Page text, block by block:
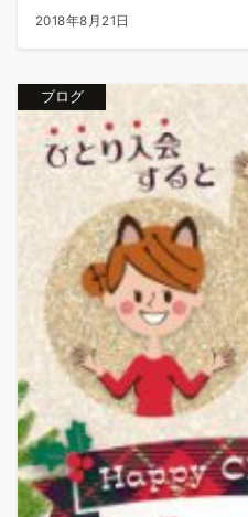
2018年8月21日
ブログ